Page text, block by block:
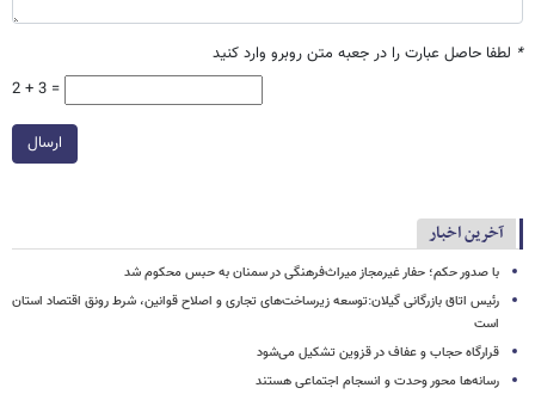
* لطفا حاصل عبارت را در جعبه متن روبرو وارد کنید
2 + 3 =
ارسال
آخرین اخبار
با صدور حکم؛ حفار غیرمجاز میراث‌فرهنگی در سمنان به حبس محکوم شد
رئیس اتاق بازرگانی گیلان:توسعه زیرساخت‌های تجاری و اصلاح قوانین، شرط رونق اقتصاد استان
است
قرارگاه حجاب و عفاف در قزوین تشکیل می‌شود
رسانه‌ها محور وحدت و انسجام اجتماعی هستند